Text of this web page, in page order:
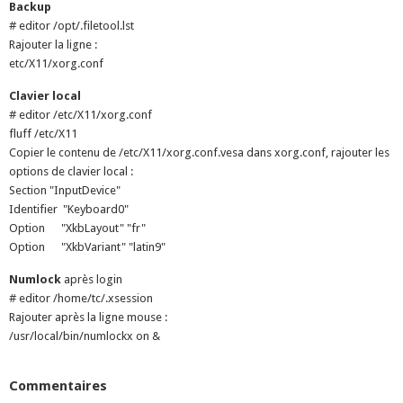
Backup
# editor /opt/.filetool.lst
Rajouter la ligne :
etc/X11/xorg.conf
Clavier local
# editor /etc/X11/xorg.conf
fluff /etc/X11
Copier le contenu de /etc/X11/xorg.conf.vesa dans xorg.conf, rajouter les
options de clavier local :
Section "InputDevice"
Identifier "Keyboard0"
Option "XkbLayout" "fr"
Option "XkbVariant" "latin9"
Numlock après login
# editor /home/tc/.xsession
Rajouter après la ligne mouse :
/usr/local/bin/numlockx on &
Commentaires